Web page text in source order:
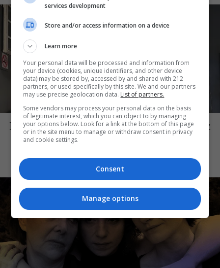
ΘΕΑΤΡΟ
Μια μικρή παρηγοριά: Πέντε διηγήματα
του Ρέυμοντ Κάρβερ γίνονται
παράσταση στο studio Μαυρομιχάλη
services development
Store and/or access information on a device
Learn more
Your personal data will be processed and information from
your device (cookies, unique identifiers, and other device
data) may be stored by, accessed by and shared with 212
partners, or used specifically by this site. We and our partners
may use precise geolocation data. List of partners.
Some vendors may process your personal data on the basis
of legitimate interest, which you can object to by managing
your options below. Look for a link at the bottom of this page
or in the site menu to manage or withdraw consent in privacy
and cookie settings.
Consent
Manage options